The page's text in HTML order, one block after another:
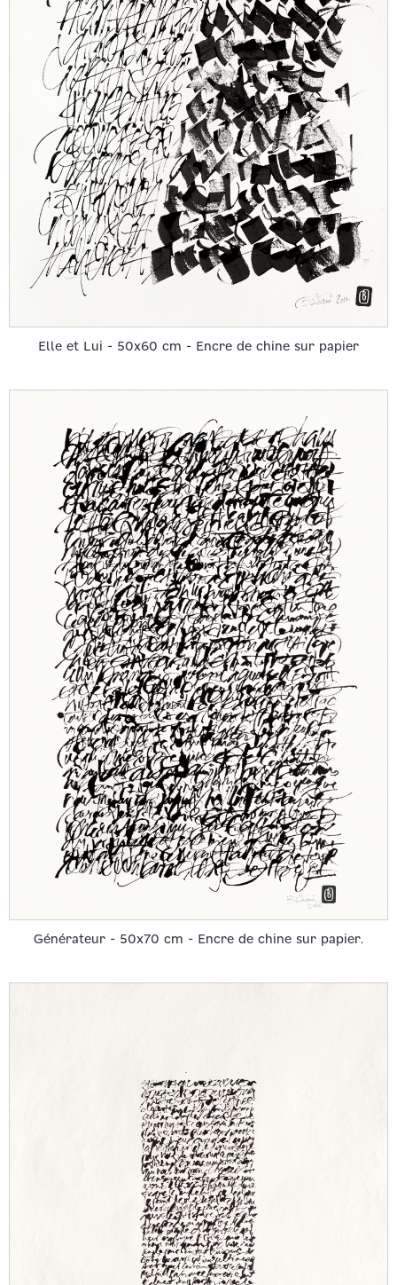
Elle et Lui - 50x60 cm - Encre de chine sur papier
Générateur - 50x70 cm - Encre de chine sur papier.